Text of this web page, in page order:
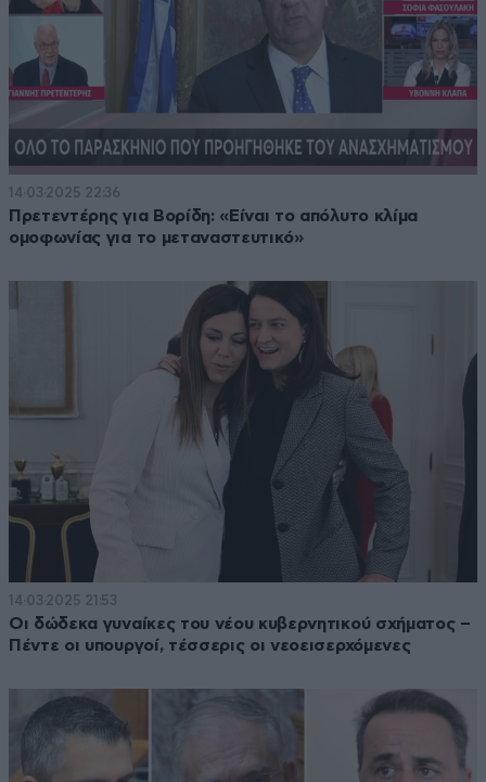
14·03·2025 22:36
Πρετεντέρης για Βορίδη: «Είναι το απόλυτο κλίμα
ομοφωνίας για το μεταναστευτικό»
14·03·2025 21:53
Οι δώδεκα γυναίκες του νέου κυβερνητικού σχήματος –
Πέντε οι υπουργοί, τέσσερις οι νεοεισερχόμενες